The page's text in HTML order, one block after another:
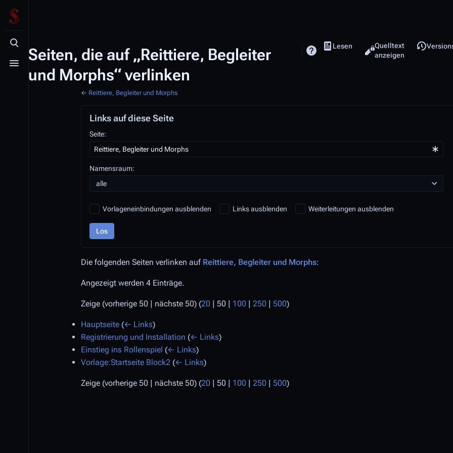
Suche aufrufen
Menü aufrufen
Seiten, die auf „Reittiere, Begleiter
und Morphs“ verlinken
Ansichten
Lesen
Quelltext
anzeigen
← Reittiere, Begleiter und Morphs
Links auf diese Seite
Seite:
Namensraum:
alle
Vorlageneinbindungen ausblenden Links ausblenden Weiterleitungen ausblenden
Los
Die folgenden Seiten verlinken auf Reittiere, Begleiter und Morphs:
Angezeigt werden 4 Einträge.
Zeige (vorherige 50 | nächste 50) (20 | 50 | 100 | 250 | 500)
Hauptseite (← Links)
Registrierung und Installation (← Links)
Einstieg ins Rollenspiel (← Links)
Vorlage:Startseite Block2 (← Links)
Zeige (vorherige 50 | nächste 50) (20 | 50 | 100 | 250 | 500)